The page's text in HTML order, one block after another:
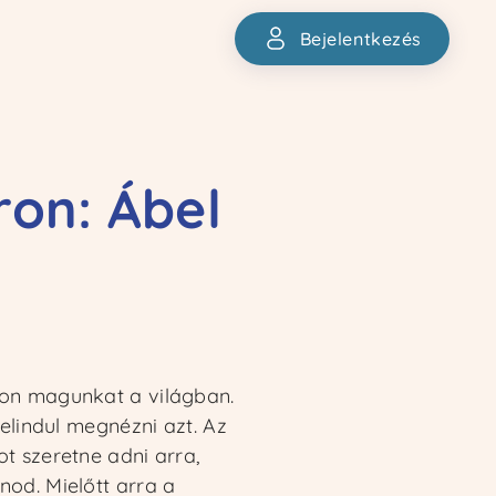
Bejelentkezés
Bejelentkezés
Ábel
magunkat a világban.
megnézni azt. Az
szeretne adni arra,
Mielőtt arra a